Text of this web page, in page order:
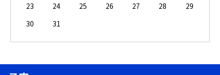
23
24 25 26 27 28
29
30
31